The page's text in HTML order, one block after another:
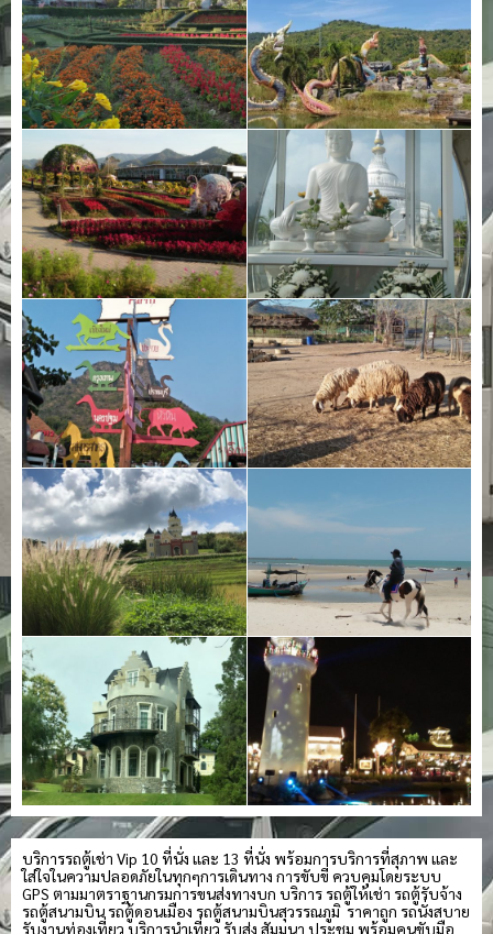
บริการรถตู้เช่า Vip 10 ที่นั่ง และ 13 ที่นั่ง พร้อมการบริการที่สุภาพ และ
ใส่ใจในความปลอดภัยในทุกๆการเดินทาง การขับขี่ ควบคุมโดยระบบ
GPS ตามมาตราฐานกรมการขนส่งทางบก บริการ รถตู้ให้เช่า รถตู้รับจ้าง
รถตู้สนามบิน รถตู้ดอนเมือง รถตู้สนามบินสุวรรณภูมิ ราคาถูก รถนั่งสบาย
รับงานท่องเที่ยว บริการนำเที่ยว รับส่ง สัมมนา ประชุม พร้อมคนขับมือ